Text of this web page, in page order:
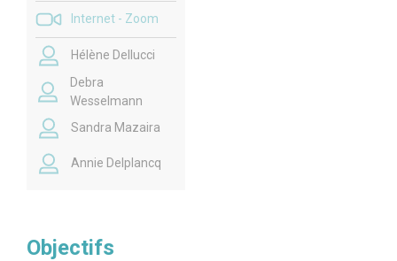
la réflexion et les pistes en conjuguant la
réflexion autour de la notion d’attachement. Que
nous soyons face à des patients présentant un
TSPT complexe, un trouble dissociatif, du plus
simple au trouble dissociatif de l’identitié, les
enjeux autour de la prise en compte de
l’attachement son majeurs. Comment ceux-ci
interviennent dans la relation thérapeutique?
favoriser des avancées face aux blessures
Internet - Zoom
Hélène Dellucci
Debra
Wesselmann
Sandra Mazaira
Annie Delplancq
Objectifs